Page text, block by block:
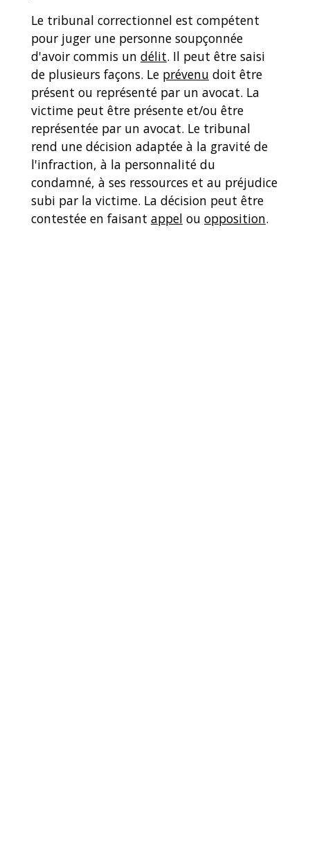
Le tribunal correctionnel est compétent
pour juger une personne soupçonnée
d'avoir commis un délit. Il peut être saisi
de plusieurs façons. Le prévenu doit être
présent ou représenté par un avocat. La
victime peut être présente et/ou être
représentée par un avocat. Le tribunal
rend une décision adaptée à la gravité de
l'infraction, à la personnalité du
condamné, à ses ressources et au préjudice
subi par la victime. La décision peut être
contestée en faisant appel ou opposition.